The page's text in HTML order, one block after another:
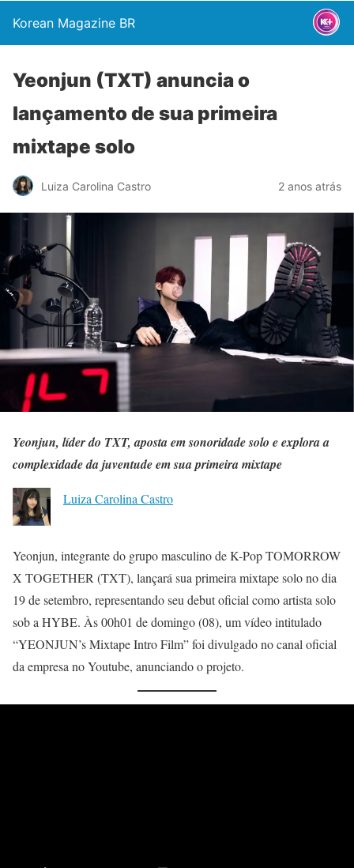
Korean Magazine BR
Yeonjun (TXT) anuncia o
lançamento de sua primeira
mixtape solo
Luiza Carolina Castro 2 anos atrás
Yeonjun, líder do TXT, aposta em sonoridade solo e explora a
complexidade da juventude em sua primeira mixtape
Luiza Carolina Castro
Yeonjun, integrante do grupo masculino de K-Pop TOMORROW
X TOGETHER (TXT), lançará sua primeira mixtape solo no dia
19 de setembro, representando seu debut oficial como artista solo
sob a HYBE. Às 00h01 de domingo (08), um vídeo intitulado
“YEONJUN’s Mixtape Intro Film” foi divulgado no canal oficial
da empresa no Youtube, anunciando o projeto.